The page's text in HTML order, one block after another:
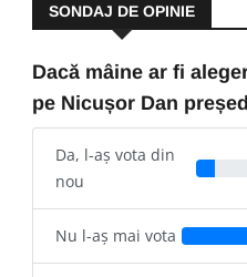
SONDAJ DE OPINIE
Dacă mâine ar fi
pe Nicușor Dan
Da, l-aș vota din
nou
Nu l-aș mai vota